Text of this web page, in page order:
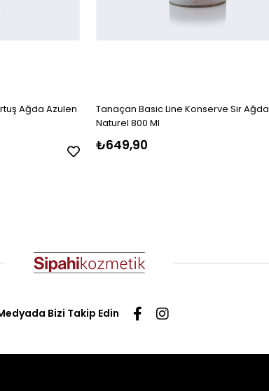
Ağda Azulen
Tanaçan Basic Line Konserve Sir Ağda
Naturel 800 Ml
₺649,90
Bizi Takip Edin